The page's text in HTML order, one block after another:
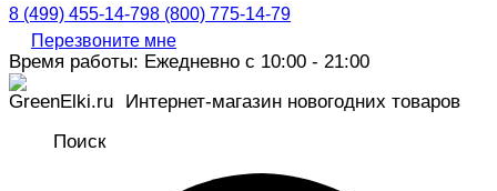
8 (499) 455-14-798 (800) 775-14-79
Перезвоните мне
Время работы: Ежедневно с 10:00 - 21:00
Интернет-магазин новогодних товаров
Поиск